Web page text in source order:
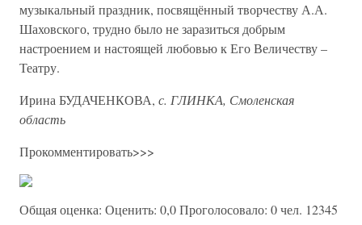
музыкальный праздник, посвящённый творчеству А.А.
Шаховского, трудно было не заразиться добрым
настроением и настоящей любовью к Его Величеству –
Театру.
Ирина БУДАЧЕНКОВА, с. ГЛИНКА, Смоленская
область
Прокомментировать>>>
Общая оценка: Оценить: 0,0 Проголосовало: 0 чел. 12345